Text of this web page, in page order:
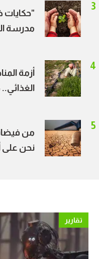
3
مدرسة
4
أزمة
5
من
نحن على
تقارير